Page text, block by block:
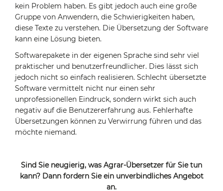
kein Problem haben. Es gibt jedoch auch eine große
Gruppe von Anwendern, die Schwierigkeiten haben,
diese Texte zu verstehen. Die Übersetzung der Software
kann eine Lösung bieten.
Softwarepakete in der eigenen Sprache sind sehr viel
praktischer und benutzerfreundlicher. Dies lässt sich
jedoch nicht so einfach realisieren. Schlecht übersetzte
Software vermittelt nicht nur einen sehr
unprofessionellen Eindruck, sondern wirkt sich auch
negativ auf die Benutzererfahrung aus. Fehlerhafte
Übersetzungen können zu Verwirrung führen und das
möchte niemand.
Sind Sie neugierig, was Agrar-Übersetzer für Sie tun
kann? Dann fordern Sie ein unverbindliches Angebot
an.